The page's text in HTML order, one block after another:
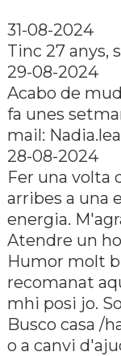
31-08-2024
Tinc 27 anys,
29-08-2024
Acabo de
fa unes
mail:
28-08-2024
Fer una volta
arribes a una
energia.
Atendre un
Humor molt
recomanat
mhi posi jo.
Busco casa /
o a canvi